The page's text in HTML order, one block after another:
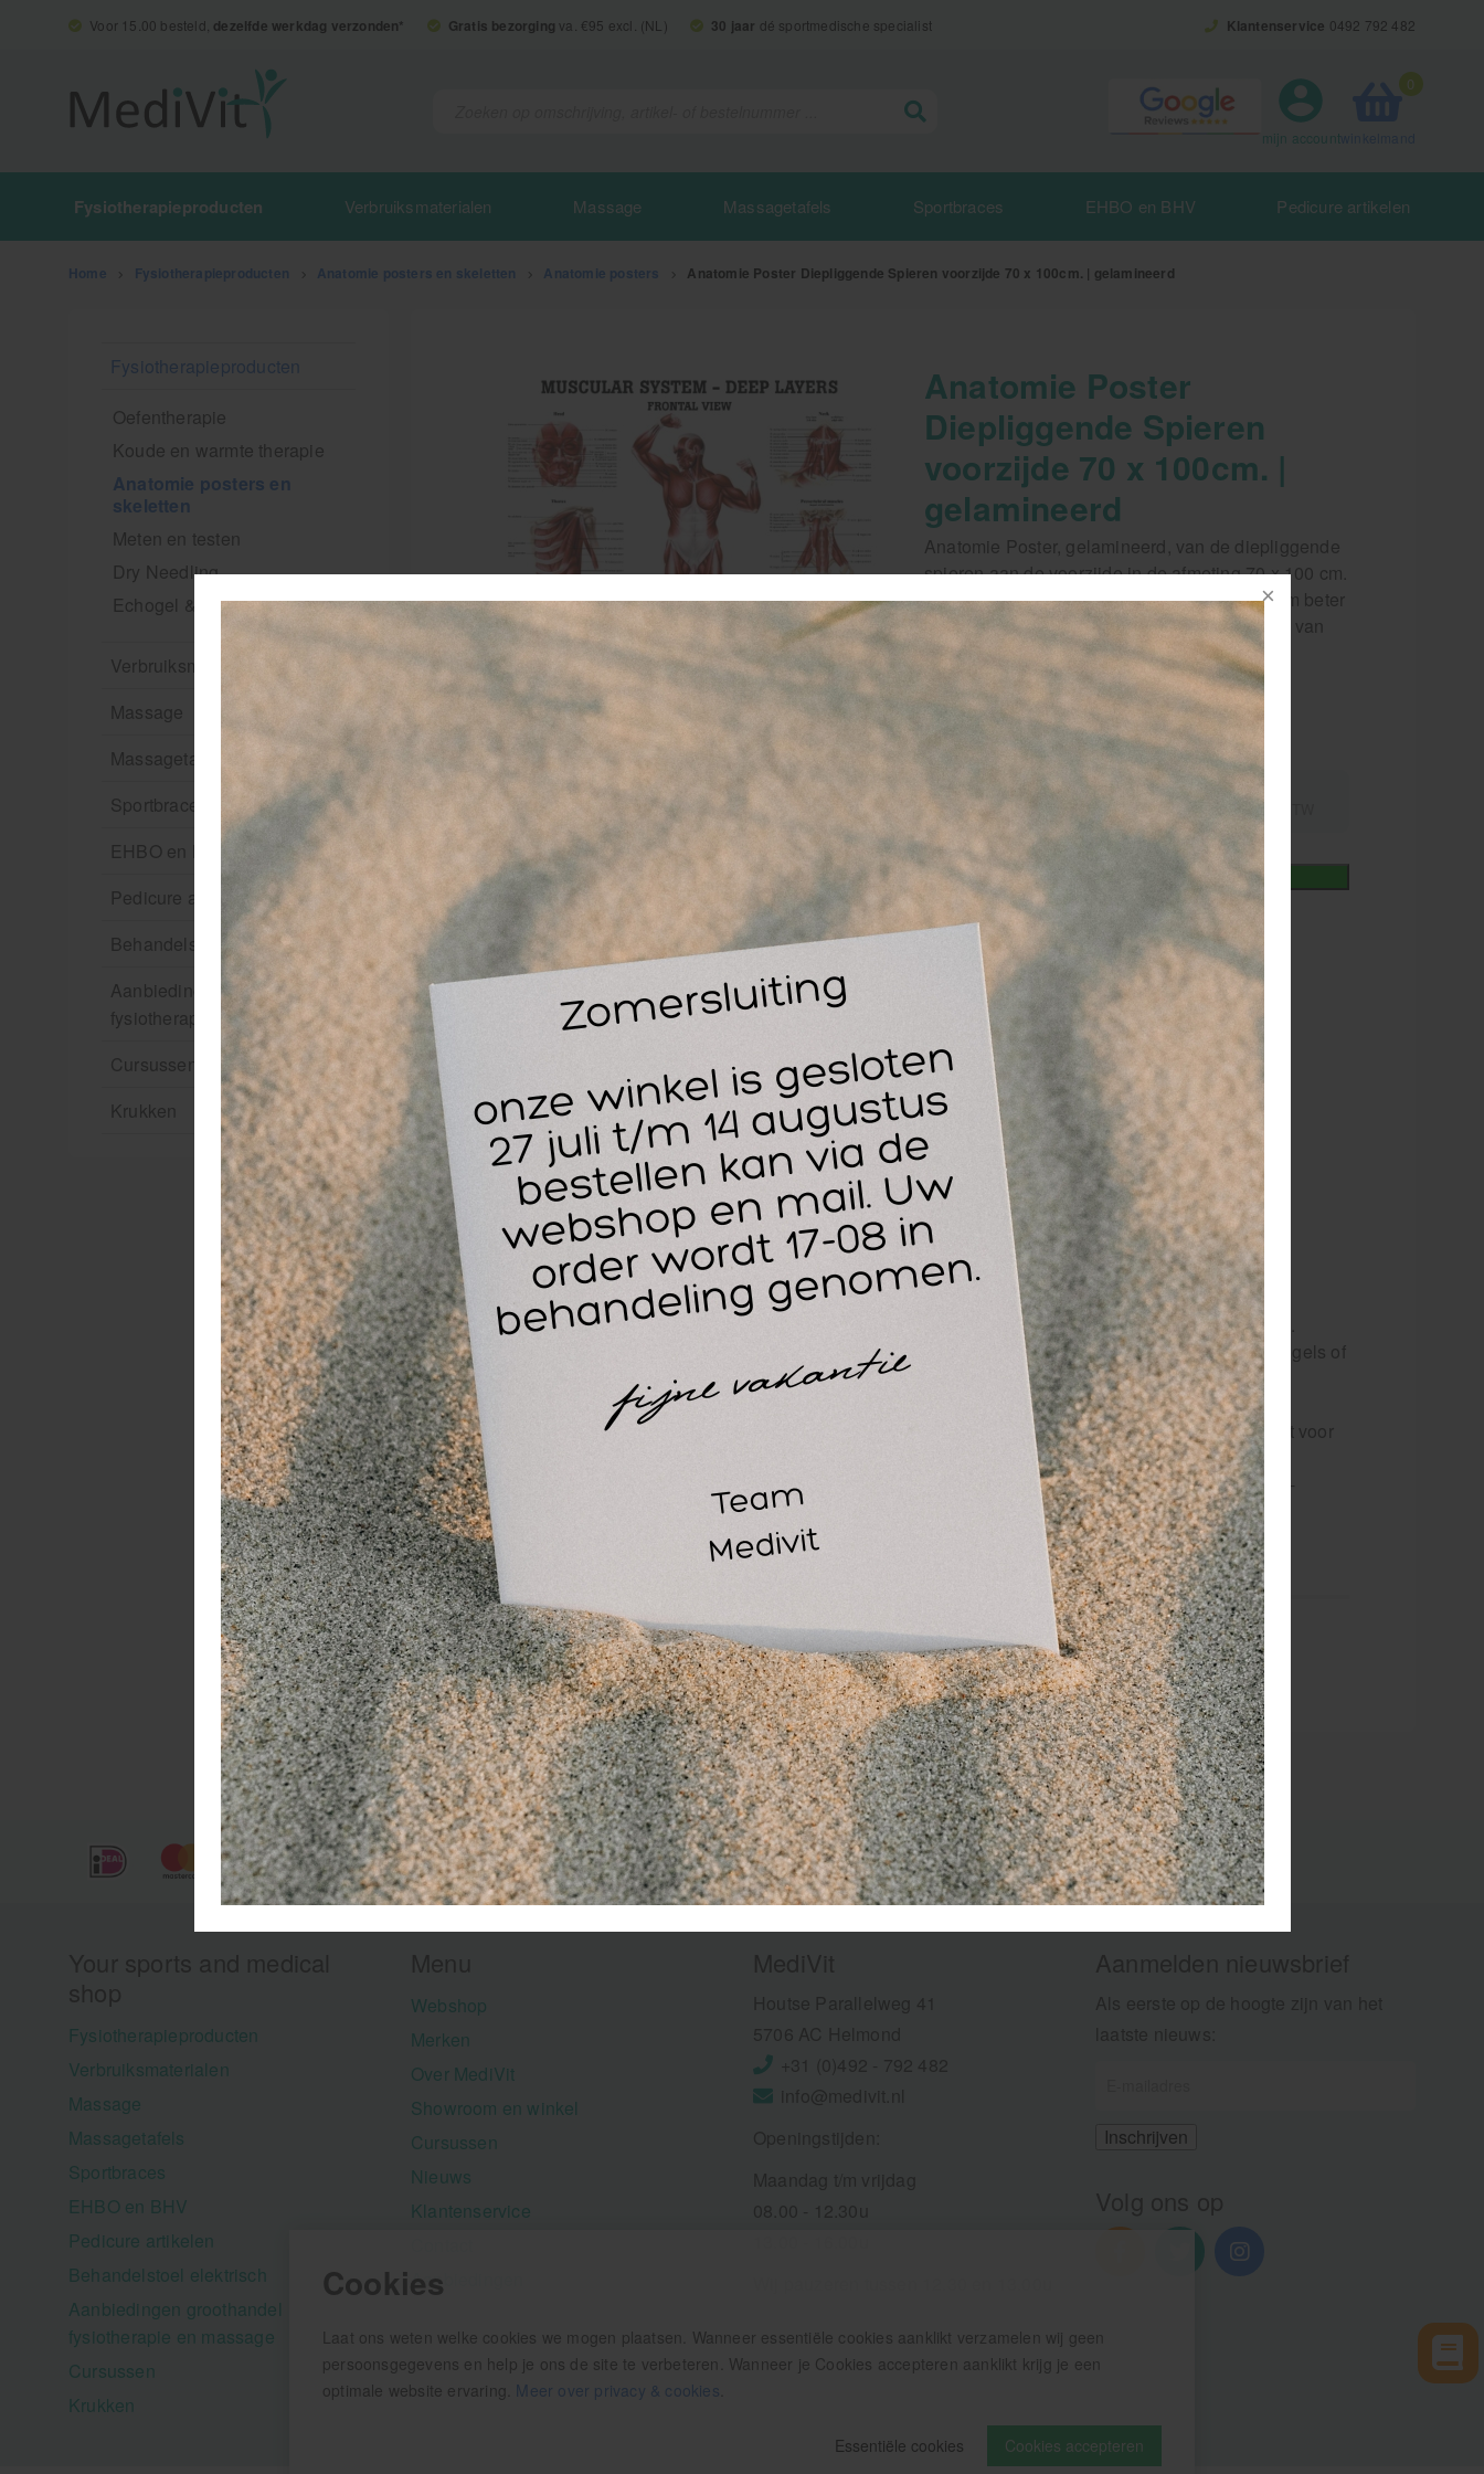
Cookies
Laat ons weten welke cookies we mogen plaatsen. Wanneer essentiële cookies aanklikt verzamelen wij geen
persoonsgegevens en help je ons de site te verbeteren. Wanneer je Cookies accepteren aanklikt krijg je een
optimale website ervaring. Meer over privacy & cookies
Cookies accepteren
Essentiële cookies
Voor 15.00 besteld, dezelfde werkdag verzonden* Gratis bezorging va. €95 excl. (NL) 30 jaar dé sportmedische specialist Klantenservice 0492 792 482
0
mijn account
Fysiotherapieproducten Verbruiksmaterialen Massage Massagetafels Sportbraces EHBO en BHV Pedicure artikelen
Home Fysiotherapieproducten Anatomie posters en skeletten Anatomie posters Anatomie Poster Diepliggende Spieren voorzijde 70 x 100cm. | gelamineerd
Fysiotherapieproducten
Oefentherapie
Koude en warmte therapie
Anatomie posters en
skeletten
Meten en testen
Dry Needling
Echogel & Ultrasoundgel
Verbruiksmaterialen
Massage
Massagetafels
Sportbraces
EHBO en BHV
Pedicure artikelen
Behandelstoel elektrisch
Aanbiedingen groothandel
fysiotherapie en massage
Cursussen
Krukken
Anatomie Poster
Diepliggende Spieren
voorzijde 70 x 100cm. |
gelamineerd
Anatomie Poster, gelamineerd, van de diepliggende
spieren aan de voorzijde in de afmeting 70 x 100 cm.
Begrijp de anatomie van het menselijk lichaam beter
met deze poster van de diep liggende spieren van
de voorkant van het menselijk lichaam.
Lees verder
Artikelnummer 115164
29,50 excl. 35,70 incl.
21% BTW
- + In winkelmand
favoriet
voor 15.00 bestelddezelfde werkdag
verzonden!
GRATIS
bezorging va. €95,- excl. btw
14 dagenretourgarantie
30 jaar
dé paramedisch specialist
Gelamineerde, watervaste anatomie poster van de diepliggende spieren aan de voorzijde 70 x 100cm.
Anatomie poster in kleur, voorzien van alle Latijnse benamingen, categorie en titel benaming in het engels of
De anatomie poster heeft een hard plastic onder- en bovenlijst en een ophangring.
De anatomie poster is uitermate geschikt voor educatieve en decoratieve doeleinden. Tevens geschikt voor
educatief gebruik in opleidingsinstellingen.
Gelamineerde anatomie posters zijn extreem duurzaam en absoluut scheur-proof. Er kan met een non-
permanente marker op geschreven worden voor notities of als markering van een detail.
Op deze gelamineerde poster heeft u 5 jaar garantie!
Fysiotherapieproducten
Verbruiksmaterialen
Massage
Massagetafels
Sportbraces
EHBO en BHV
Pedicure artikelen
Behandelstoel elektrisch
Aanbiedingen groothandel
fysiotherapie en massage
Cursussen
Krukken
Webshop
Merken
Over MediVit
Showroom en winkel
Cursussen
Nieuws
Klantenservice
Aanbiedingen